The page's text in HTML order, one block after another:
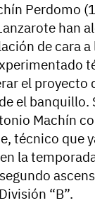
Perdomo
han
de cara
el proyecto
el banquillo.
Machín
técnico que
la
“B”.